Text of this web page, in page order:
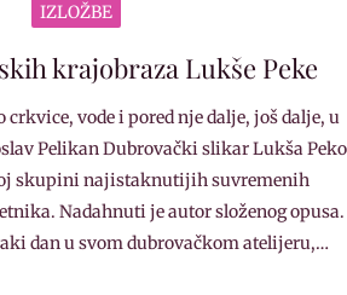
IZLOŽBE
krajobraza Lukše Peke
crkvice, vode i pored nje dalje, još dalje, u
Pelikan Dubrovački slikar Lukša Peko
skupini najistaknutijih suvremenih
Nadahnuti je autor složenog opusa.
dan u svom dubrovačkom atelijeru,…